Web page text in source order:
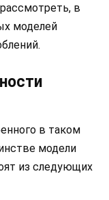
в
моделей
в таком
модели
из следующих